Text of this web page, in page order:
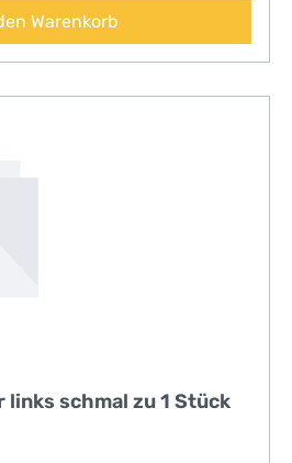
Warenkorb
schmal zu 1 Stück